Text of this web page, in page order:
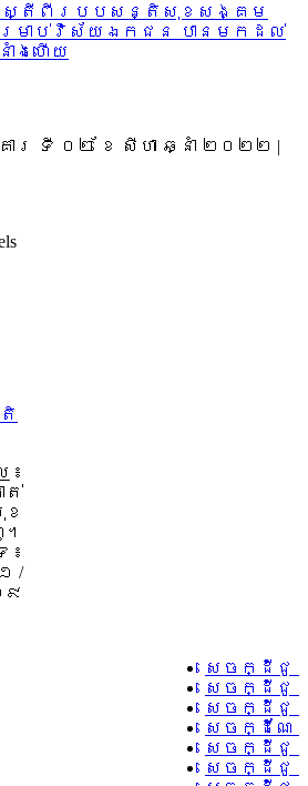
ស្តីពីរបបសន្តិសុខសង្គម
ម្រាប់វិស័យឯកជន បានមកដល់
ងហើយ
ារ ទី ០២ ខែ សីហា ឆ្នាំ ២០២២ |
តិ
៖
ត់
។
៖
/
៩
សេចក្ដីជូ
សេចក្ដីជូ
សេចក្ដីជូ
សេចក្ដីណ
សេចក្ដីជូ
សេចក្ដីជូ